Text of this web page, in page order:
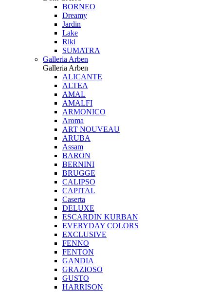
BORNEO
Dreamy
Jardin
Lake
Riki
SUMATRA
Galleria Arben
Galleria Arben
ALICANTE
ALTEA
AMAL
AMALFI
ARMONICO
Aroma
ART NOUVEAU
ARUBA
Assam
BARON
BERNINI
BRUGGE
CALIPSO
CAPITAL
Caserta
DELUXE
ESCARDIN KURBAN
EVERYDAY COLORS
EXCLUSIVE
FENNO
FENTON
GANDIA
GRAZIOSO
GUSTO
HARRISON